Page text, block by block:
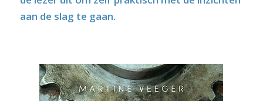
aan de slag te gaan.